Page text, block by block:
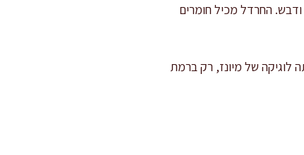
ודבש. החרדל מכיל חומרים
לוגיקה של מיונז, רק ברמת